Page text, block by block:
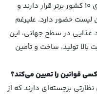
و دو کشور آمریکای شمالی در رتبه‌بندی 10 کشور برتر قرار دارند و
لیست حضور دارد. علیرغم
غذایی در سطح جهانی، این
بالا تولید، ساخت و تأمین
قوانین را تعیین می‌کند؟
برجسته‌ای دارند که از